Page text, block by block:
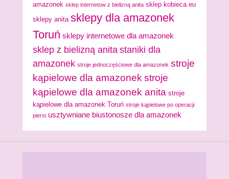
amazonek sklep internetow z bielizną anita sklep kobieca.eu
sklepy anita sklepy dla amazonek
Toruń sklepy internetowe dla amazonek
sklep z bielizną anita staniki dla
amazonek stroje jednoczęściowe dla amazonek stroje
kąpielowe dla amazonek stroje
kąpielowe dla amazonek anita stroje
kąpielowe dla amazonek Toruń stroje kąpielowe po operacji
piersi usztywniane biustonosze dla amazonek